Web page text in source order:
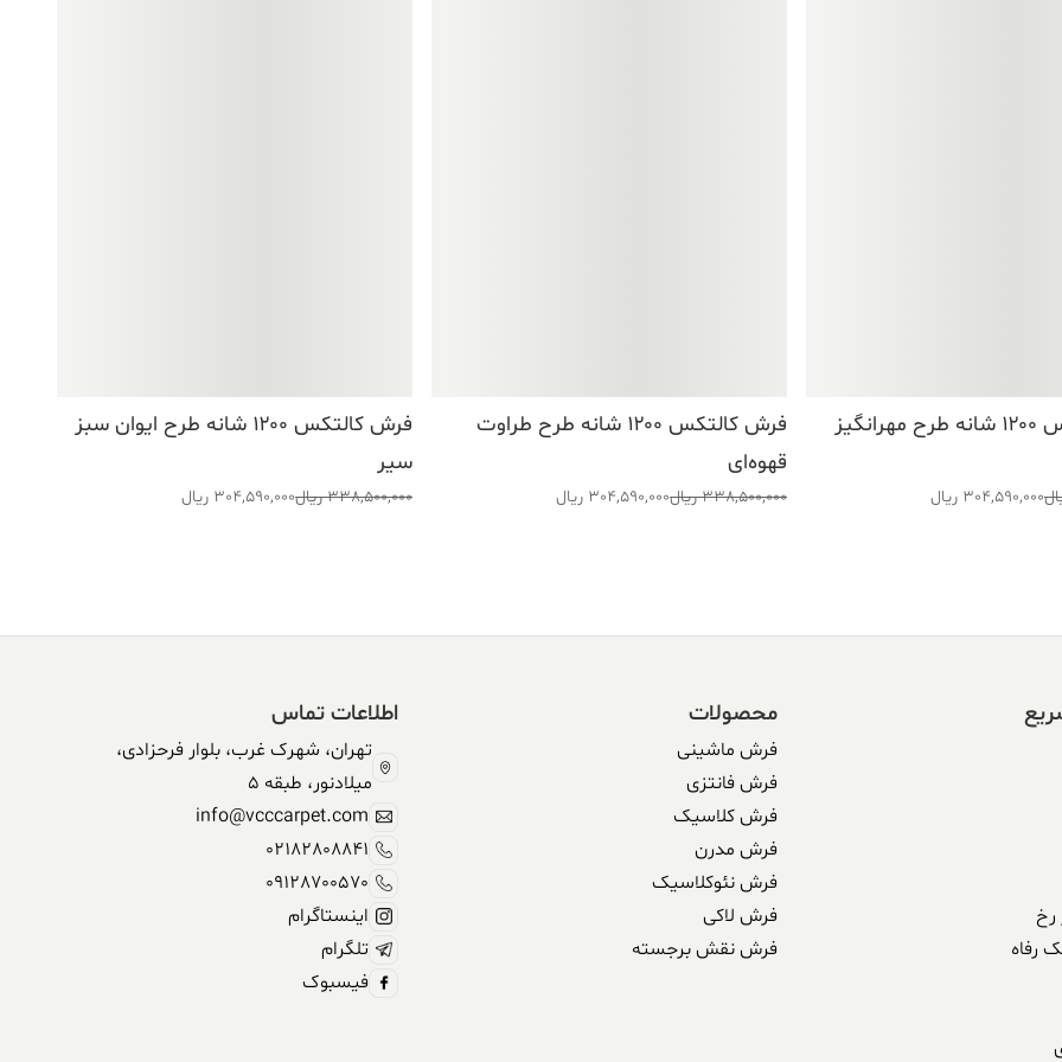
فرش کالتکس ۱۲۰۰ شانه طرح مهرانگیز
304,590,000 ریال
فرش کالتکس ۱۲۰۰ شانه طرح طراوت
قهوه‌ای
338,500,000 ریال
قیمت
304,590,000 ریال
قیمت
فرش کالتکس ۱۲۰۰ شانه طرح ایوان سبز
سیر
338,500,000 ریال
قیمت
304,590,000 ریال
قیمت
رفاه
محصولات
فرش ماشینی
فرش فانتزی
فرش کلاسیک
فرش مدرن
فرش نئوکلاسیک
فرش لاکی
فرش نقش برجسته
اطلاعات تماس
تهران، شهرک غرب، بلوار فرحزادی،
میلادنور، طبقه 5
info@vcccarpet.com
02182808841
09128700570
اینستاگرام
تلگرام
فیسبوک